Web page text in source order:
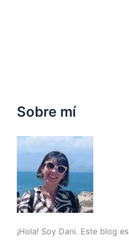
Sobre mí
¡Hola! Soy Dani. Este blog es